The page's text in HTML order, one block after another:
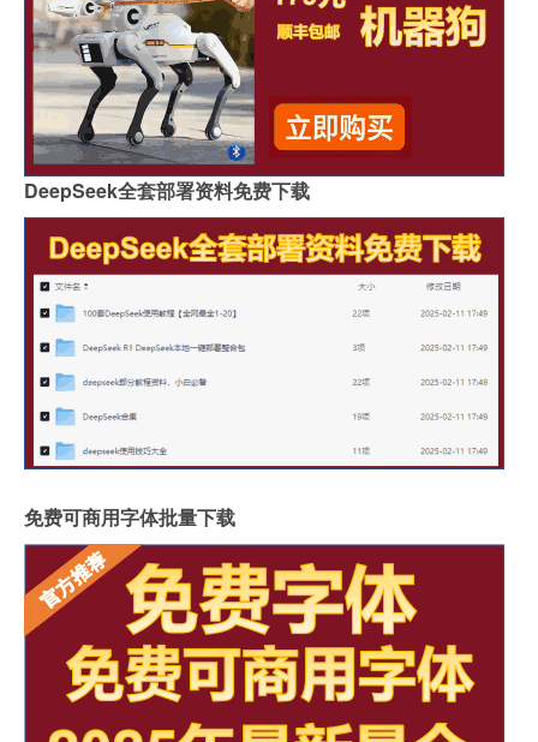
DeepSeek全套部署资料免费下载
免费可商用字体批量下载